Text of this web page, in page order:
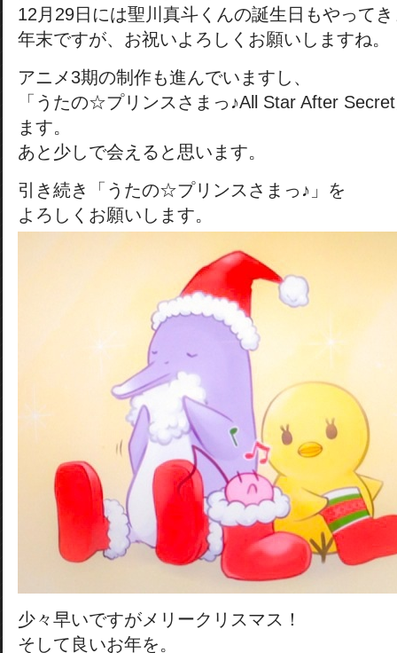
12月29日には聖川真斗くんの誕生日もやって
年末ですが、お祝いよろしくお願いしますね。
アニメ3期の制作も進んでいますし、
「うたの☆プリンスさまっ♪All Star After
ます。
あと少しで会えると思います。
引き続き「うたの☆プリンスさまっ♪」を
よろしくお願いします。
少々早いですがメリークリスマス！
そして良いお年を。